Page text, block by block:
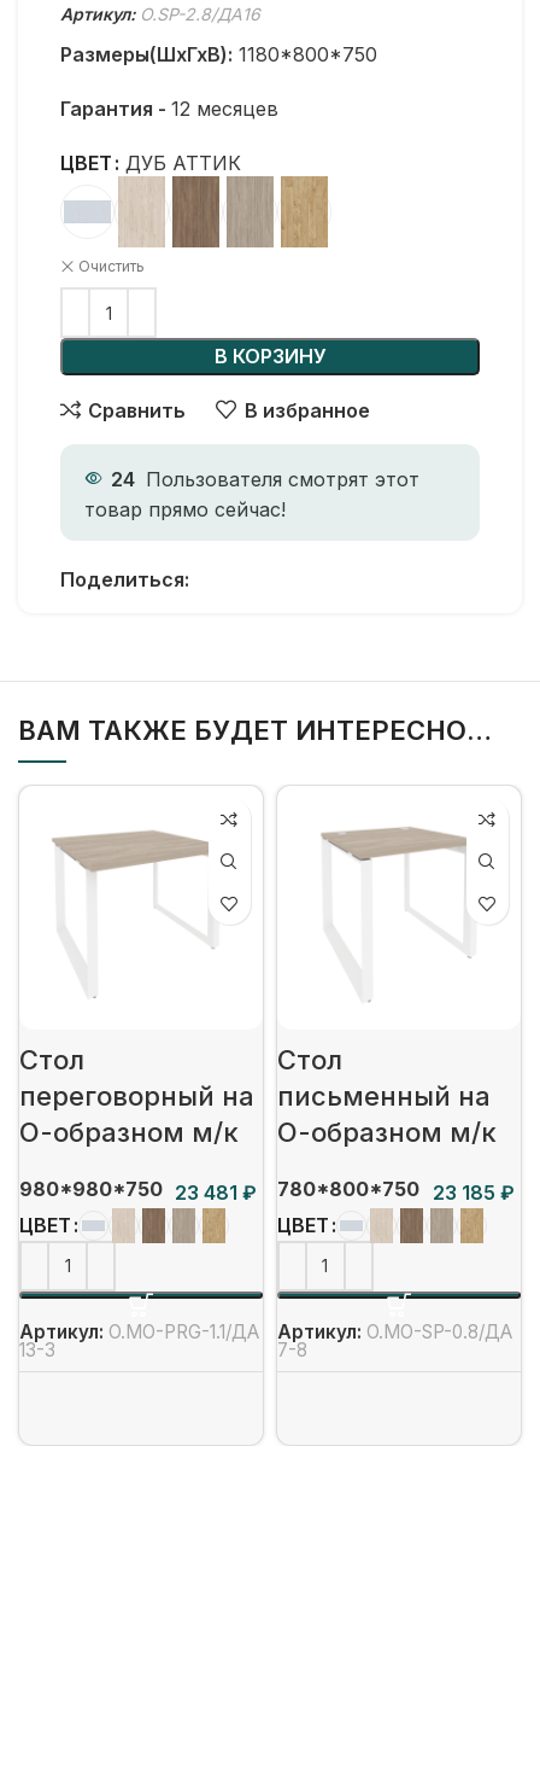
Артикул: O.SP-2.8/ДА16
Размеры(ШхГхВ): 1180*800*750
Гарантия - 12 месяцев
ЦВЕТ ДУБ АТТИК
Очистить
В КОРЗИНУ
Сравнить В избранное
24 Пользователя смотрят этот
товар прямо сейчас!
Поделиться:
ВАМ ТАКЖЕ БУДЕТ ИНТЕРЕСНО…
Стол
переговорный на
О-образном м/к
980*980*750
₽
ЦВЕТ
Артикул: O.MO-PRG-1.1/ДА
13-3
Стол
письменный на
О-образном м/к
780*800*750
₽
ЦВЕТ
Артикул: O.MO-SP-0.8/ДА
7-8